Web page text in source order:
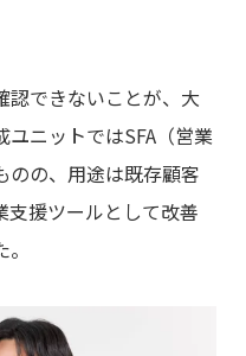
認できないことが、大
ニットではSFA（営業
のの、用途は既存顧客
支援ツールとして改善